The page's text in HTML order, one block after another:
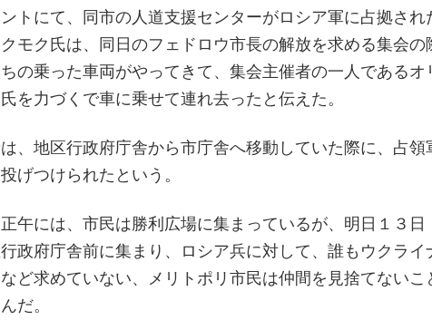
トにて、同市の人道支援センターがロシア軍に占拠され
モク氏は、同日のフェドロウ市長の解放を求める集会の
の乗った車両がやってきて、集会主催者の一人であるオ
を力づくで車に乗せて連れ去ったと伝えた。
、地区行政府庁舎から市庁舎へ移動していた際に、占領
げつけられたという。
午には、市民は勝利広場に集まっているが、明日１３日
政府庁舎前に集まり、ロシア兵に対して、誰もウクライ
ど求めていない、メリトポリ市民は仲間を見捨てないこ
だ。